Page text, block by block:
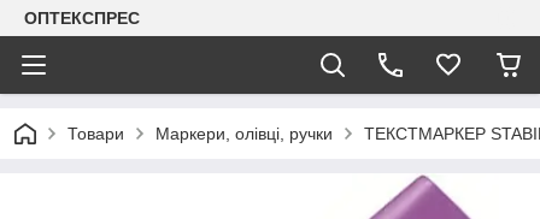
ОПТЕКСПРЕС
Товари Маркери, олівці, ручки ТЕКСТМАРКЕР